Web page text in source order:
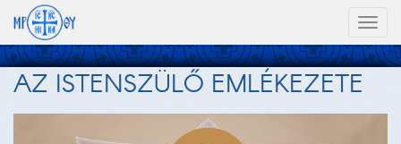
AZ ISTENSZÜLŐ EMLÉKEZETE